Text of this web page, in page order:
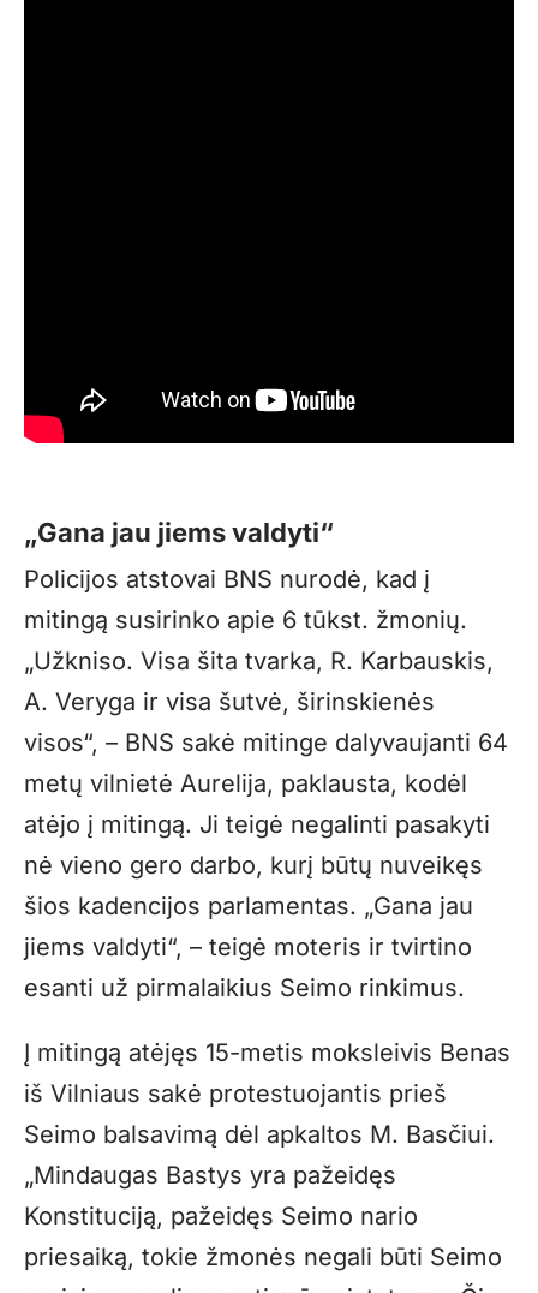
„Gana jau jiems valdyti“
Policijos atstovai BNS nurodė, kad į
mitingą susirinko apie 6 tūkst. žmonių.
„Užkniso. Visa šita tvarka, R. Karbauskis,
A. Veryga ir visa šutvė, širinskienės
visos“, – BNS sakė mitinge dalyvaujanti 64
metų vilnietė Aurelija, paklausta, kodėl
atėjo į mitingą. Ji teigė negalinti pasakyti
nė vieno gero darbo, kurį būtų nuveikęs
šios kadencijos parlamentas. „Gana jau
jiems valdyti“, – teigė moteris ir tvirtino
esanti už pirmalaikius Seimo rinkimus.
Į mitingą atėjęs 15-metis moksleivis Benas
iš Vilniaus sakė protestuojantis prieš
Seimo balsavimą dėl apkaltos M. Basčiui.
„Mindaugas Bastys yra pažeidęs
Konstituciją, pažeidęs Seimo nario
priesaiką, tokie žmonės negali būti Seimo